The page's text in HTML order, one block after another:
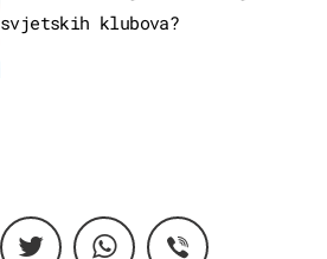
svjetskih klubova?